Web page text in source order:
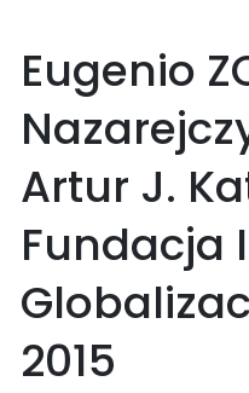
Eugenio
Artur J.
Fundacja
2015